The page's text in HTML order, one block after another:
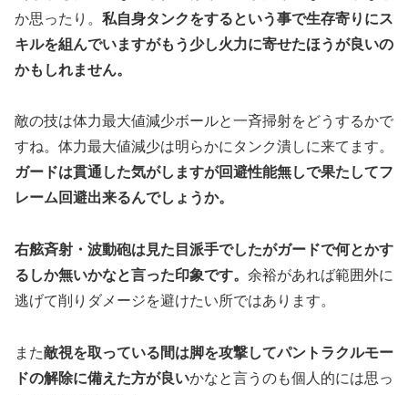
か思ったり。 私自身タンクをするという事で生存寄りにス
キルを組んでいますがもう少し火力に寄せたほうが良いの
かもしれません。
敵の技は体力最大値減少ボールと一斉掃射をどうするかで
すね。体力最大値減少は明らかにタンク潰しに来てます。
ガードは貫通した気がしますが回避性能無しで果たしてフ
レーム回避出来るんでしょうか。
右舷斉射・波動砲は見た目派手でしたがガードで何とかす
るしか無いかなと言った印象です。 余裕があれば範囲外に
逃げて削りダメージを避けたい所ではあります。
また敵視を取っている間は脚を攻撃してパントラクルモー
ドの解除に備えた方が良いかなと言うのも個人的には思っ